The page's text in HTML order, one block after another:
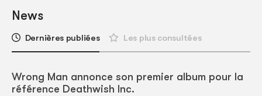
News
Dernières publiées Les plus consultées
Wrong Man annonce son premier album pour la
référence Deathwish Inc.